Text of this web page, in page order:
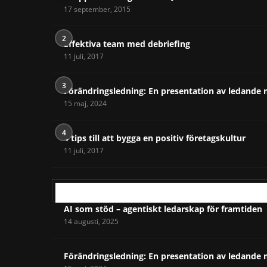
17 september, 2015
2Effektiva team med debriefing
11 juli, 2017
3Förändringsledning: En presentation av ledande
15 maj, 2024
44 tips till att bygga en positiv företagskultur
11 juli, 2017
AI som stöd – agentiskt ledarskap för framtiden
14 augusti, 2025
Förändringsledning: En presentation av ledande